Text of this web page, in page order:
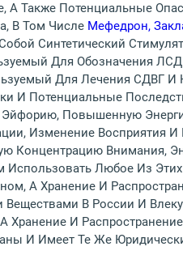
А Также Потенциальные
В Том Числе Мефедрон,
Синтетический
Для Обозначения
Для Лечения СДВГ И
И Потенциальные
Повышенную
Изменение Восприятия
Внимания,
Любое Из
А Хранение И
В России И
И
И Имеет Те Же